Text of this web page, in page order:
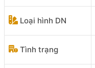
Loại hình DN
Tình trạng